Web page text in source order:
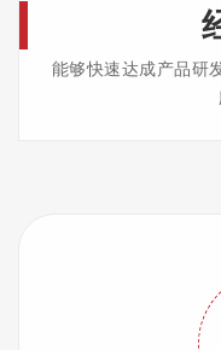
能够快速达成产品研